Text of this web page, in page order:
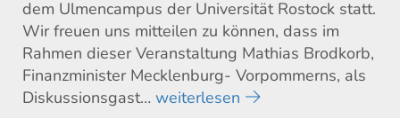
dem Ulmencampus der Universität Rostock statt.
Wir freuen uns mitteilen zu können, dass im
Rahmen dieser Veranstaltung Mathias Brodkorb,
Finanzminister Mecklenburg- Vorpommerns, als
Diskussionsgast… weiterlesen